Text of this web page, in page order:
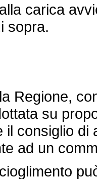
carica
sopra.
su
il consiglio
ad un